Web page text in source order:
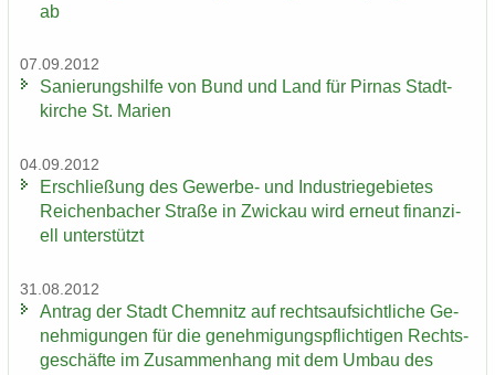
ab
07.09.2012
Sa­nie­rungs­hil­fe von Bund und Land für Pirnas Stadt­
kir­che St. Ma­ri­en
04.09.2012
Er­schlie­ßung des Gewerbe-​ und In­dus­trie­ge­bie­tes
Rei­chen­ba­cher Stra­ße in Zwi­ckau wird er­neut fi­nan­zi­
ell un­ter­stützt
31.08.2012
An­trag der Stadt Chem­nitz auf rechts­auf­sicht­li­che Ge­
neh­mi­gun­gen für die ge­neh­mi­gungs­pflich­ti­gen Rechts­
ge­schäf­te im Zu­sam­men­hang mit dem Umbau des